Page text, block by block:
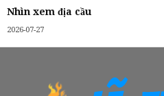
Nhìn xem địa cầu
2026-07-27